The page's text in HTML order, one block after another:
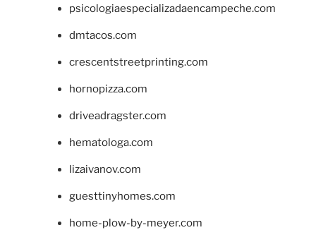
psicologiaespecializadaencampeche.com
dmtacos.com
crescentstreetprinting.com
hornopizza.com
driveadragster.com
hematologa.com
lizaivanov.com
guesttinyhomes.com
home-plow-by-meyer.com